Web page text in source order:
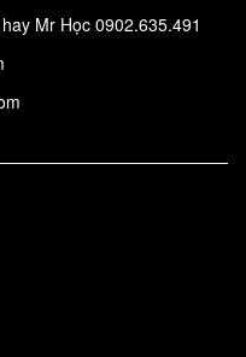
Mr Học 0902.635.491